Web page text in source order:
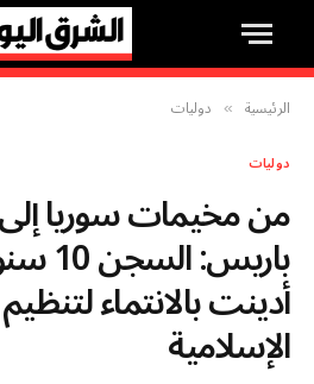
الرئيسية » دوليات
دوليات
من مخيمات سوريا
أدينت بالانتماء
الإسلامية